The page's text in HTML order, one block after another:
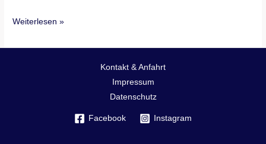
Weiterlesen »
Kontakt & Anfahrt
Impressum
Datenschutz
Facebook Instagram